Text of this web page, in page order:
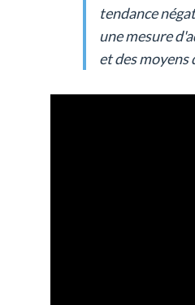
tendance
une mesure
et des moyens